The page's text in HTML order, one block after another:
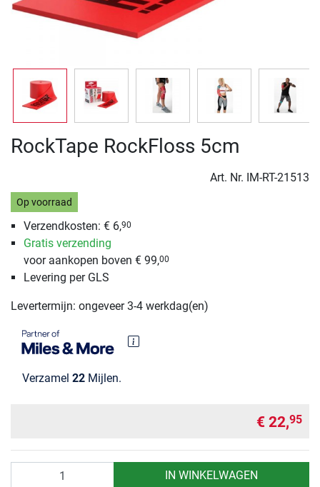
RockTape RockFloss 5cm
Art. Nr. IM-RT-21513
Op voorraad
Verzendkosten: € 6,90
Gratis verzending
voor aankopen boven € 99,00
Levering per GLS
Levertermijn: ongeveer 3-4 werkdag(en)
Verzamel 22 Mijlen.
€ 22,95
IN WINKELWAGEN